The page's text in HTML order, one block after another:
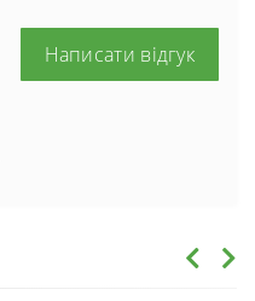
Написати відгук